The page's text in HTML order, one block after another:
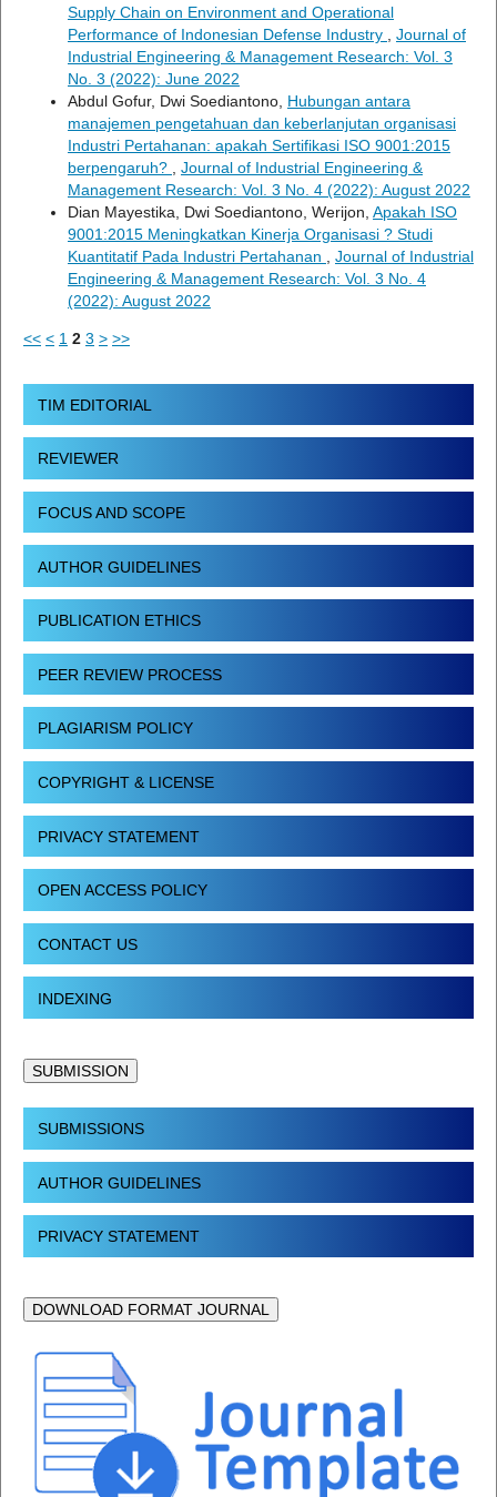
Supply Chain on Environment and Operational
Performance of Indonesian Defense Industry
Journal of
Industrial Engineering & Management Research: Vol. 3
No. 3 (2022): June 2022
Abdul Gofur, Dwi Soediantono, Hubungan antara
manajemen pengetahuan dan keberlanjutan organisasi
Industri Pertahanan: apakah Sertifikasi ISO 9001:2015
berpengaruh?
Journal of Industrial Engineering &
Management Research: Vol. 3 No. 4 (2022): August 2022
Dian Mayestika, Dwi Soediantono, Werijon, Apakah ISO
9001:2015 Meningkatkan Kinerja Organisasi ? Studi
Kuantitatif Pada Industri Pertahanan
Journal of Industrial
Engineering & Management Research: Vol. 3 No. 4
(2022): August 2022
<< < 1 2 3 > >>
TIM EDITORIAL
REVIEWER
FOCUS AND SCOPE
AUTHOR GUIDELINES
PUBLICATION ETHICS
PEER REVIEW PROCESS
PLAGIARISM POLICY
COPYRIGHT & LICENSE
PRIVACY STATEMENT
OPEN ACCESS POLICY
CONTACT US
INDEXING
SUBMISSION
SUBMISSIONS
AUTHOR GUIDELINES
PRIVACY STATEMENT
DOWNLOAD FORMAT JOURNAL